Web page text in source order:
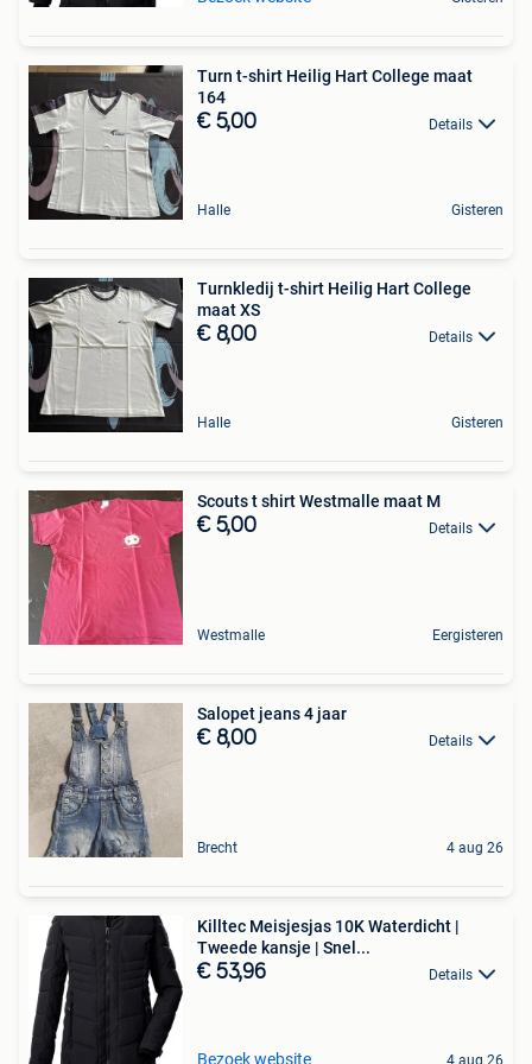
Turn t-shirt Heilig Hart College maat
164
€ 5,00 Details
Halle Gisteren
Turnkledij t-shirt Heilig Hart College
maat XS
€ 8,00 Details
Halle Gisteren
Scouts t shirt Westmalle maat M
€ 5,00 Details
Westmalle Eergisteren
Salopet jeans 4 jaar
€ 8,00 Details
Brecht 4 aug 26
Killtec Meisjesjas 10K Waterdicht |
Tweede kansje | Snel...
€ 53,96 Details
Bezoek website